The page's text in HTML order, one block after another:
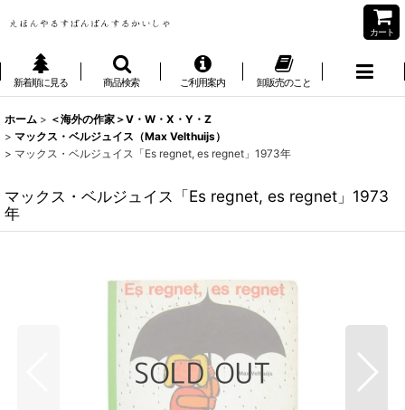
カート
新着順に見る 商品検索 ご利用案内 卸販売のこと
ホーム > ＜海外の作家＞V・W・X・Y・Z
> マックス・ベルジュイス（Max Velthuijs）
> マックス・ベルジュイス「Es regnet, es regnet」1973年
マックス・ベルジュイス「Es regnet, es regnet」1973
年